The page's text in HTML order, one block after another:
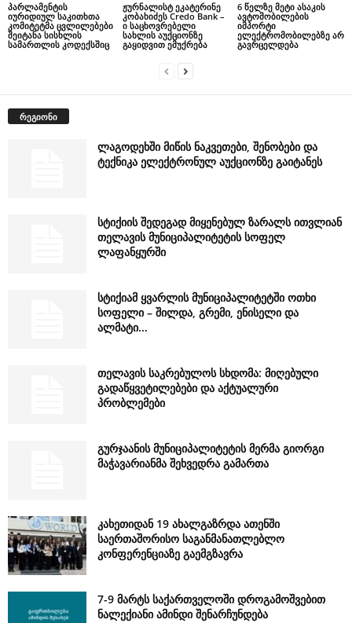
პარლამენტის
იურიდიულ საკითხთა
კომიტეტმა ცვლილებები
შეიტანა სისხლის
სამართლის კოდექსშიც
ჟურნალისტ ეკატერინე
კობახიძეს Credo Bank –
ი საცხოვრებელი
სახლის აუქციონზე
გაყიდვით ემუქრება
6 წელზე მეტი ასაკის
ავტომობილების
იმპორტი
ელექტრომობილებზე არ
გავრცელდება
რეგიონი
ლაგოდეხში მიწის ნაკვეთები, შენობები და
ტექნიკა ელექტრონულ აუქციონზე გაიტანეს
სტიქიის შედეგად მიყენებულ ზარალს ითვლიან
თელავის მუნიციპალიტეტის სოფელ
ლაფანყურში
სტიქიამ ყვარლის მუნიციპალიტეტში ოთხი
სოფელი – შილდა, გრემი, ენისელი და
ალმატი...
თელავის საკრებულოს სხდომა: მიღებული
გადაწყვეტილებები და აქტუალური
პრობლემები
გურჯაანის მუნიციპალიტეტის მერმა გიორგი
მაჭავარიანმა შეხვედრა გამართა
კახეთიდან 19 ახალგაზრდა ათენში
საერთაშორისო საგანმანათლებლო
კონფერენციაზე გაემგზავრა
7-9 მარტს საქართველოში დროგამოშვებით
ნალექიანი ამინდი შენარჩუნდება